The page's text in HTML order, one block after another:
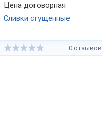
Цена договорная
Сливки сгущенные
0 отзывов